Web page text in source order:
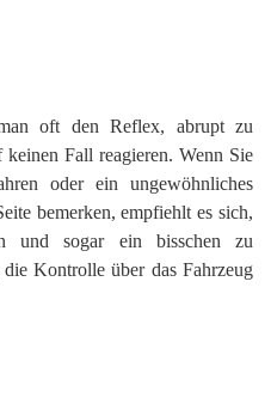
oft den Reflex, abrupt zu
Fall reagieren. Wenn Sie
oder ein ungewöhnliches
bemerken, empfiehlt es sich,
und sogar ein bisschen zu
Kontrolle über das Fahrzeug